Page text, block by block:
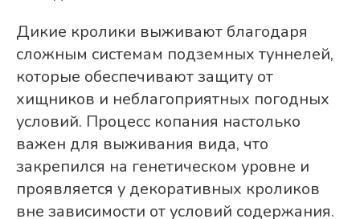
Дикие кролики выживают благодаря
сложным системам подземных туннелей,
которые обеспечивают защиту от
хищников и неблагоприятных погодных
условий. Процесс копания настолько
важен для выживания вида, что
закрепился на генетическом уровне и
проявляется у декоративных кроликов
вне зависимости от условий содержания.